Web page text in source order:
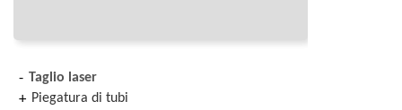
Taglio laser
Piegatura di tubi